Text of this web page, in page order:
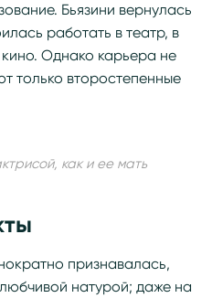
Бьязини вернулась
работать в театр, в
Однако карьера не
только второстепенные
как и ее мать
признавалась,
натурой; даже на